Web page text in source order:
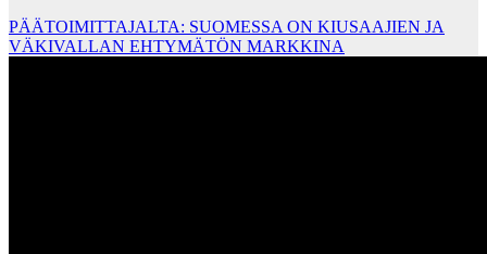
PÄÄTOIMITTAJALTA: SUOMESSA ON KIUSAAJIEN JA
VÄKIVALLAN EHTYMÄTÖN MARKKINA